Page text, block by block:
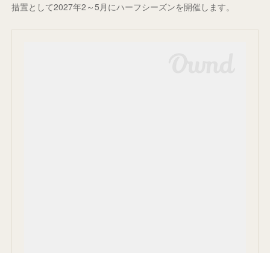
措置として2027年2～5月にハーフシーズンを開催します。